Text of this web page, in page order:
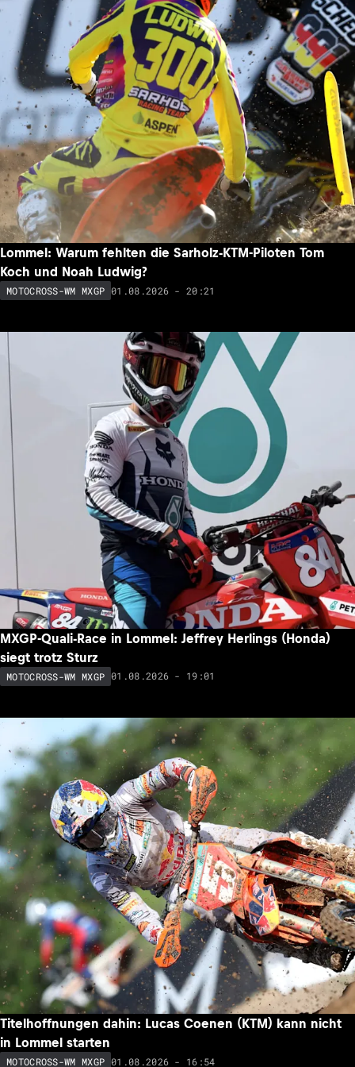
Lommel: Warum fehlten die Sarholz-KTM-Piloten Tom
Koch und Noah Ludwig?
MOTOCROSS-WM MXGP 01.08.2026 - 20:21
MXGP-Quali-Race in Lommel: Jeffrey Herlings (Honda)
siegt trotz Sturz
MOTOCROSS-WM MXGP 01.08.2026 - 19:01
Titelhoffnungen dahin: Lucas Coenen (KTM) kann nicht
in Lommel starten
MOTOCROSS-WM MXGP 01.08.2026 - 16:54